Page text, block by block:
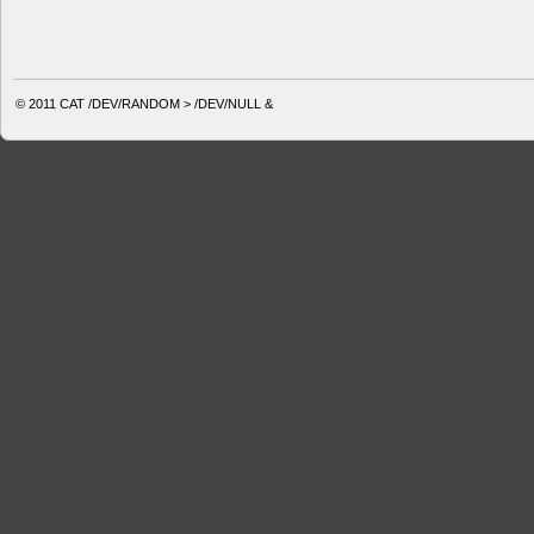
© 2011 CAT /DEV/RANDOM > /DEV/NULL &